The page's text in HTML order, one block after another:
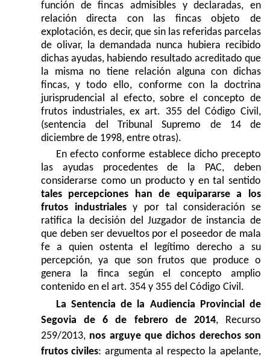
función de fincas admisibles y declaradas, en
relación directa con las fincas objeto de
explotación, es decir, que sin las referidas parcelas
de olivar, la demandada nunca hubiera recibido
dichas ayudas, habiendo resultado acreditado que
la misma no tiene relación alguna con dichas
fincas, y todo ello, conforme con la doctrina
jurisprudencial al efecto, sobre el concepto de
frutos industriales, ex art. 355 del Código Civil,
(sentencia del Tribunal Supremo de 14 de
diciembre de 1998, entre otras).
En efecto conforme establece dicho precepto
las ayudas procedentes de la PAC, deben
considerarse como un producto y en tal sentido
tales percepciones han de equipararse a los
frutos industrialesy por tal consideración se
ratifica la decisión del Juzgador de instancia de
que deben ser devueltos por el poseedor de mala
fe a quien ostenta el legítimo derecho a su
percepción, ya que son frutos que produce o
genera la finca según el concepto amplio
contenido en el art. 354 y 355 del Código Civil.
La Sentencia de la Audiencia Provincial de
Segovia de 6 de febrero de 2014, Recurso
259/2013, nos arguye que dichos derechos son
frutos civiles: argumenta al respecto la apelante,